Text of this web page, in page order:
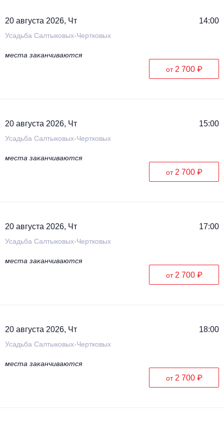
20 августа 2026, Чт 14:00
Усадьба Салтыковых-Чертковых
места заканчиваются
от 2 700 ₽
20 августа 2026, Чт 15:00
Усадьба Салтыковых-Чертковых
места заканчиваются
от 2 700 ₽
20 августа 2026, Чт 17:00
Усадьба Салтыковых-Чертковых
места заканчиваются
от 2 700 ₽
20 августа 2026, Чт 18:00
Усадьба Салтыковых-Чертковых
места заканчиваются
от 2 700 ₽